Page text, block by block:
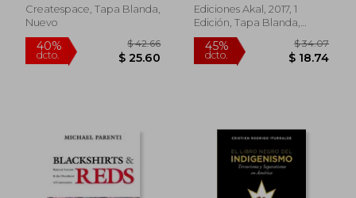
Createspace, Tapa Blanda,
Nuevo
Ediciones Akal, 2017, 1
Edición, Tapa Blanda,
Nuevo